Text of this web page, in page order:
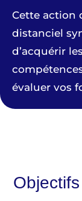
Cette action
distanciel
d’acquérir
évaluer vos